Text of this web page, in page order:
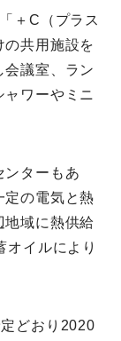
＋C（プラス
の共用施設を
会議室、ラン
ワーやミニ
ンターもあ
定の電気と熱
地域に熱供給
オイルにより
どおり2020